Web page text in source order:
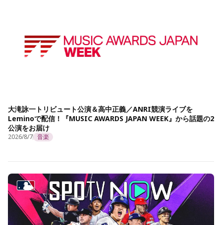
大滝詠一トリビュート公演＆高中正義／ANRI競演ライブを
Leminoで配信！『MUSIC AWARDS JAPAN WEEK』から話題の2
公演をお届け
2026/8/7 音楽